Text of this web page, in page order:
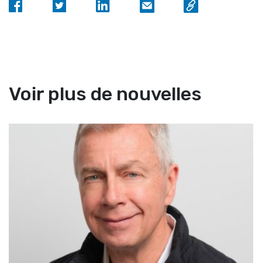
Voir plus de nouvelles